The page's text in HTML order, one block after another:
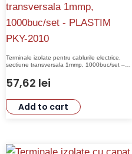
Terminale izolate pentru cablurile electrice,
sectiune transversala 1mmp, 1000buc/set –
57,62 lei
Add to cart